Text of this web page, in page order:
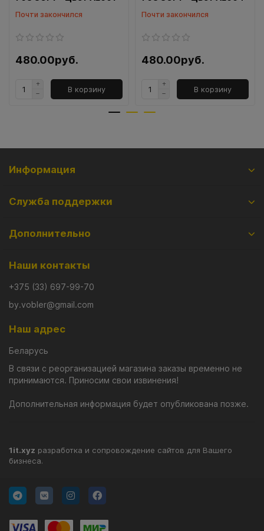
Почти закончился
480.00руб.
В корзину
Почти закончился
480.00руб.
В корзину
Информация
Служба поддержки
Дополнительно
Наши контакты
+375 (33) 697-99-70
by.vobler@gmail.com
Наш адрес
Беларусь
В связи с реорганизацией магазина заказы временно не
принимаются. Приносим свои извинения!
Дополнительная информация будет опубликована позже.
1it.xyz разработка и сопровождение сайтов для Вашего
бизнеса.